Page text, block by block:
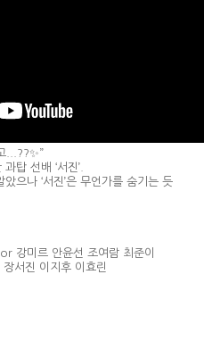
...??✨”
탑 선배 ‘서진’.
으나 ‘서진’은 무언가를 숨기는 듯
강미르 안윤선 조여람 최준이
서진 이지후 이효린